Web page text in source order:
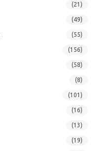
(21)
(49)
(55)
(156)
(58)
(8)
(101)
(16)
(13)
(19)